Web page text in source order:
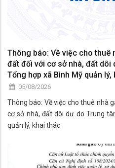
Thông báo: Về việc cho thuê
đất đối với cơ sở nhà, đất dôi
Tổng hợp xã Bình Mỹ quản lý,
05/08/2026
Thông báo: Về việc cho thuê nhà
cơ sở nhà, đất dôi dư do Trung
quản lý, khai thác